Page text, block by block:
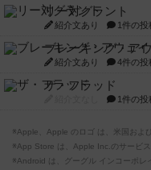
リー対グラント
紹介文あり 1件の投
ブレーキング・ア
紹介文あり 4件の投
ザ・フラッド
1件の投
※Apple、Apple のロゴ は、米国およ
※App Store は、Apple Inc.のサービス
※Android は、グーグル インコーポレ